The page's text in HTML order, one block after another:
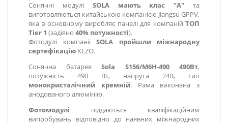
Сонячні модулі SOLA мають клас "А" та
виготовляються китайською компанією Jiangsu GPPV,
яка в основному виробляє панелі для компаній ТОП
Tier 1 (задіяно 40% потужності).
Фотодулі компанії SOLA пройшли міжнародну
сертефікацію KEZO.
Сонячна батарея Sola S156/M6H-490 490Вт,
потужність 490 Вт, напруга 24В, тип
монокристалічний кремній. Рама виконана з
анодованого алюмінію.
Фотомодулі піддаються кваліфікаційним
випробувань відповідно до наявних міжнародних